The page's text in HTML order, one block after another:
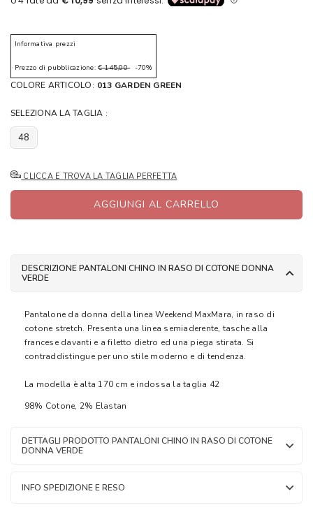
Informativa prezzi
Prezzo di pubblicazione: € 145,00-70%
COLORE ARTICOLO: 013 GARDEN GREEN
SELEZIONA LA TAGLIA :
48
CLICCA E TROVA LA TAGLIA PERFETTA
AGGIUNGI AL CARRELLO
DESCRIZIONE PANTALONI CHINO IN RASO DI COTONE DONNA
VERDE
Pantalone da donna della linea Weekend MaxMara, in raso di
cotone stretch. Presenta una linea semiaderente, tasche alla
francese davanti e a filetto dietro ed una piega stirata. Si
contraddistingue per uno stile moderno e di tendenza.
La modella è alta 170 cm e indossa la taglia 42
98% Cotone, 2% Elastan
DETTAGLI PRODOTTO PANTALONI CHINO IN RASO DI COTONE
DONNA VERDE
INFO SPEDIZIONE E RESO